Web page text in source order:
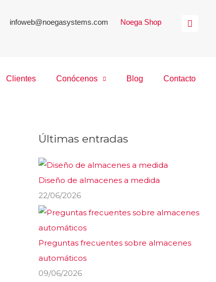
infoweb@noegasystems.com Noega Shop
Clientes Conócenos Blog Contacto
Últimas entradas
Diseño de almacenes a medida
22/06/2026
Preguntas frecuentes sobre almacenes
automáticos
09/06/2026